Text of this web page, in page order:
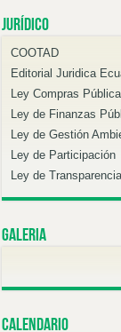
Jurídico
COOTAD
Editorial Juridica
Ley Compras
Ley de Finanzas
Ley de Gestión
Ley de Participación
Ley de Transparencia
Galeria
Calendario